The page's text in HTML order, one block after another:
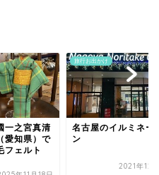
旅行お出かけ
名古屋のイルミネーショ
ン
旅行お出かけ
稗田川